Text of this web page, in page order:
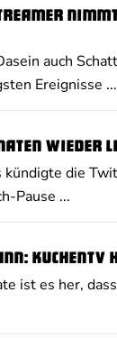
auch
Ereignisse ...
wieder
kündigte die
Pause ...
KuchenTV
ist es her,